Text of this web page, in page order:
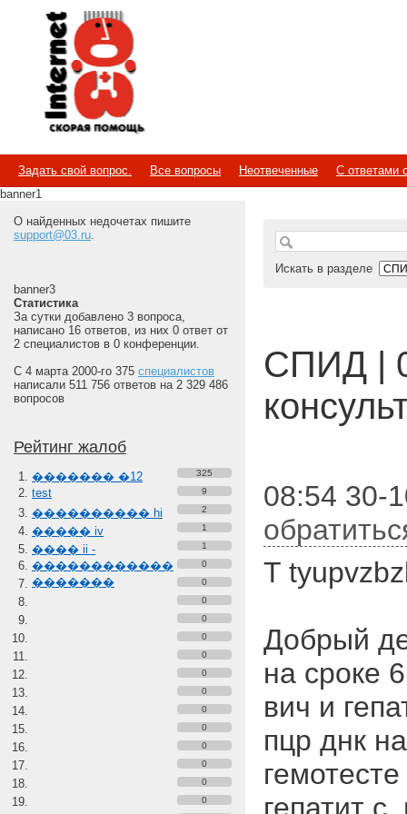
Internet
Скорая помощь
Задать свой вопрос. Все вопросы Неотвеченные
С ответами
banner1
О найденных недочетах пишите
support@03.ru.
banner3
Статистика
За сутки добавлено 3 вопроса,
написано 16 ответов, из них 0 ответ от
2 специалистов в 0 конференции.
С 4 марта 2000-го 375 специалистов
написали 511 756 ответов на 2 329 486
вопросов
Рейтинг жалоб
������� �12 325
test 9
���������� hi 2
����� iv 1
���� ii -
������������
�������
1
0
0
0
0
0
0
0
0
0
0
0
0
0
0
Искать в разделе
СПИД |
08:54 30-
T
Добрый
на сроке
вич и
пцр днк